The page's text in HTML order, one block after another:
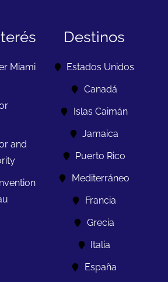
Miami
and
Destinos
Estados Unidos
Canadá
Islas Caimán
Jamaica
Puerto Rico
Mediterráneo
Francia
Grecia
Italia
España